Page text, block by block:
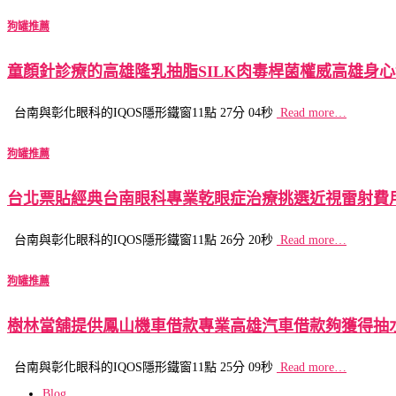
狗罐推薦
童顏針診療的高雄隆乳抽脂SILK肉毒桿菌權威高雄身
台南與彰化眼科的IQOS隱形鐵窗11點 27分 04秒 Read more…
狗罐推薦
台北票貼經典台南眼科專業乾眼症治療挑選近視雷射費
台南與彰化眼科的IQOS隱形鐵窗11點 26分 20秒 Read more…
狗罐推薦
樹林當舖提供鳳山機車借款專業高雄汽車借款夠獲得抽
台南與彰化眼科的IQOS隱形鐵窗11點 25分 09秒 Read more…